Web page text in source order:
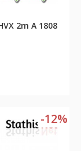
2m A 1808
-12%